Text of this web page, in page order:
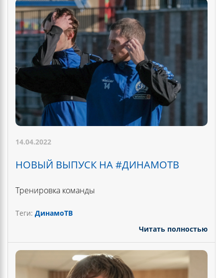
14.04.2022
НОВЫЙ ВЫПУСК НА #ДИНАМОТВ
Тренировка команды
Теги: ДинамоТВ
Читать полностью